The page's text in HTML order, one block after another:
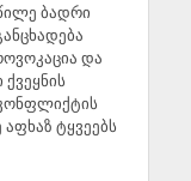
ბადრი
და
ტყვეებს